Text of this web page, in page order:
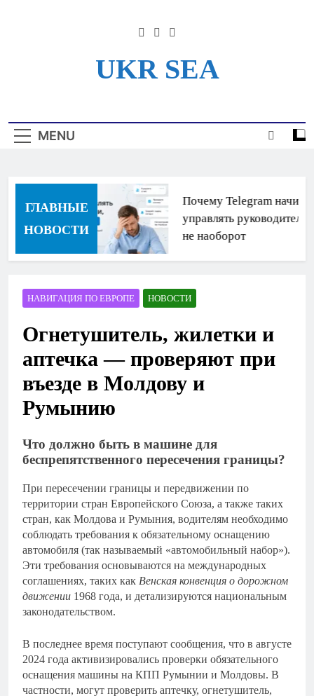
UKR SEA
Для Моряков Украины
MENU
ГЛАВНЫЕ
НОВОСТИ
Почему Telegram
управлять
не наоборот
НАВИГАЦИЯ ПО ЕВРОПЕ НОВОСТИ
Огнетушитель, жилетки и
аптечка — проверяют при
въезде в Молдову и
Румынию
Что должно быть в машине для
беспрепятственного пересечения границы?
При пересечении границы и передвижении по
территории стран Европейского Союза, а также таких
стран, как Молдова и Румыния, водителям необходимо
соблюдать требования к обязательному оснащению
автомобиля (так называемый «автомобильный набор»).
Эти требования основываются на международных
соглашениях, таких как Венская конвенция о дорожном
движении 1968 года, и детализируются национальным
законодательством.
В последнее время поступают сообщения, что в августе
2024 года активизировались проверки обязательного
оснащения машины на КПП Румынии и Молдовы. В
частности, могут проверить аптечку, огнетушитель,